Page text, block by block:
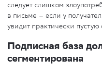
следует слишком
в письме – если у
увидит практически пустую
Подписная база
сегментирована